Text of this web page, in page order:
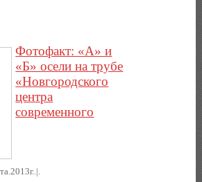
Фотофакт: «А» и
«Б» осели на трубе
«Новгородского
центра
современного